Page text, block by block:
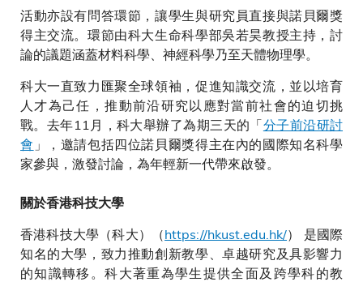
活動亦設有問答環節，讓學生與研究員直接與諾貝爾獎
得主交流。環節由科大生命科學部吳若昊教授主持，討
論的議題涵蓋材料科學、神經科學乃至天體物理學。
科大一直致力匯聚全球領袖，促進知識交流，並以培育
人才為己任，推動前沿研究以應對當前社會的迫切挑
戰。去年11月，科大舉辦了為期三天的「分子前沿研討
會 」，邀請包括四位諾貝爾獎得主在內的國際知名科學
家參與，激發討論，為年輕新一代帶來啟發。
關於香港科技大學
香港科技大學（科大）（https://hkust.edu.hk/） 是國際
知名的大學，致力推動創新教學、卓越研究及具影響力
的知識轉移。科大著重為學生提供全面及跨學科的教